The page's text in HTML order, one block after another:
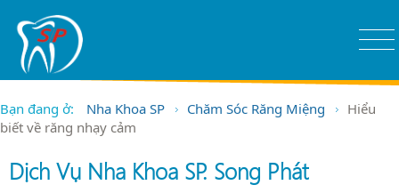
Bạn đang ở: Nha Khoa SP Chăm Sóc Răng Miệng
Hiểu
biết về răng nhạy cảm
Dịch Vụ Nha Khoa SP. Song Phát